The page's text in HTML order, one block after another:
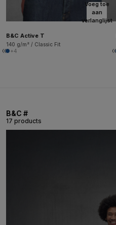
Voeg toe
aan
verlanglijst
B&C Active T
140 g/m² / Classic Fit
+4
B&C #
17 products